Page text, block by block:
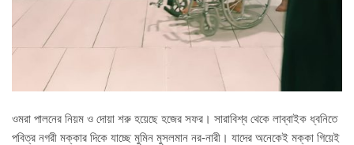
ওমরা পালনের নিয়ম ও দোয়া শরু হয়েছে হজের সফর। সারাবিশ্ব থেকে লাব্বাইক ধ্বনিতে
পবিত্র নগরী মক্কার দিকে যাচ্ছে মুমিন মুসলমান নর-নারী। যাদের অনেকেই মক্কা গিয়েই